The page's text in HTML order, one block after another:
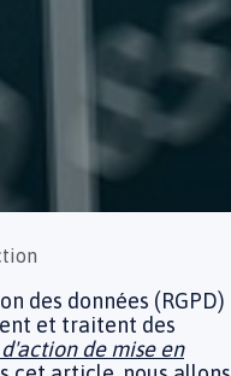
des données (RGPD)
et traitent des
de mise en